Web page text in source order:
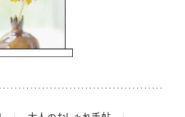
ビゴコロ
疲れ様つまみ